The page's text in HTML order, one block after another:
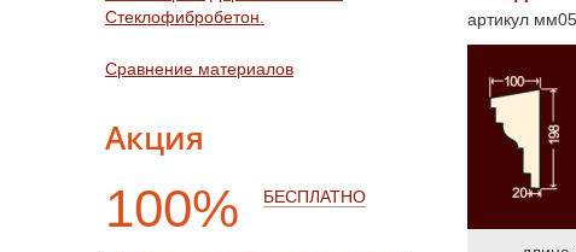
Стеклофибробетон.
Сравнение материалов
Акция
100% БЕСПЛАТНО
артикул